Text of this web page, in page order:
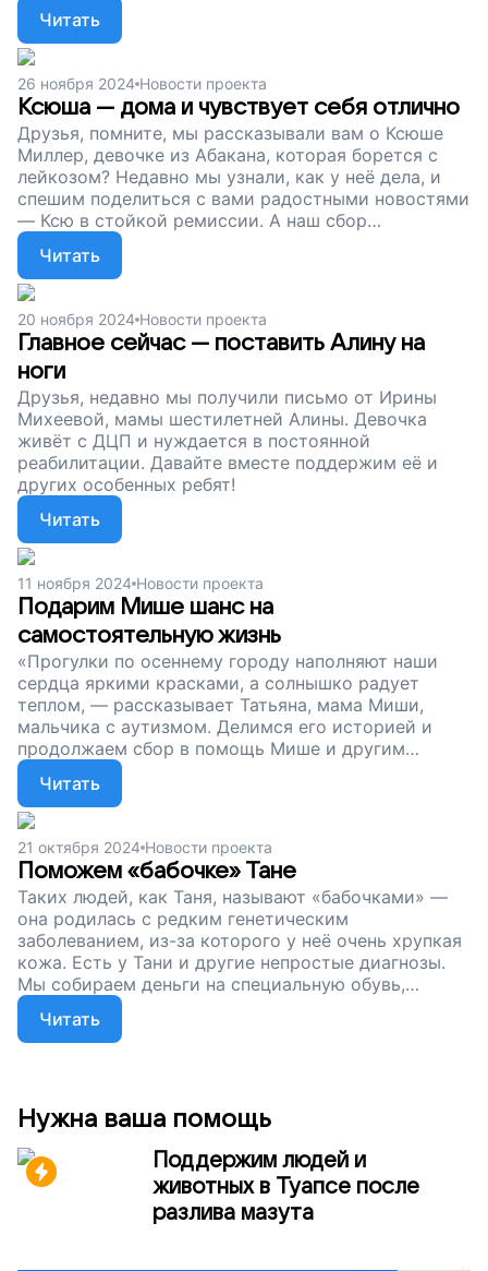
девочка вовремя попала на реабилитацию.
Давайте поддержим Настю и её близких!
Читать
26 ноября 2024 Новости проекта
Ксюша — дома и чувствует себя отлично
Друзья, помните, мы рассказывали вам о Ксюше
Миллер, девочке из Абакана, которая борется с
лейкозом? Недавно мы узнали, как у неё дела, и
спешим поделиться с вами радостными новостями
— Ксю в стойкой ремиссии. А наш сбор
продолжается. Давайте поддержим Ксюшу и
других ребят. Поможем им выздороветь!
Читать
20 ноября 2024 Новости проекта
Главное сейчас — поставить Алину на
ноги
Друзья, недавно мы получили письмо от Ирины
Михеевой, мамы шестилетней Алины. Девочка
живёт с ДЦП и нуждается в постоянной
реабилитации. Давайте вместе поддержим её и
других особенных ребят!
Читать
11 ноября 2024 Новости проекта
Подарим Мише шанс на
самостоятельную жизнь
«Прогулки по осеннему городу наполняют наши
сердца яркими красками, а солнышко радует
теплом, — рассказывает Татьяна, мама Миши,
мальчика с аутизмом. Делимся его историей и
продолжаем сбор в помощь Мише и другим
особенным ребятам. Давайте поддержим десятки
детей и их близких!
Читать
21 октября 2024 Новости проекта
Поможем «бабочке» Тане
Таких людей, как Таня, называют «бабочками» —
она родилась с редким генетическим
заболеванием, из-за которого у неё очень хрупкая
кожа. Есть у Тани и другие непростые диагнозы.
Мы собираем деньги на специальную обувь,
мягкие бинты и лечебное питание для неё. Давайте
поддержим Таню!
Читать
Нужна ваша помощь
Поддержим людей и
животных в Туапсе после
разлива мазута